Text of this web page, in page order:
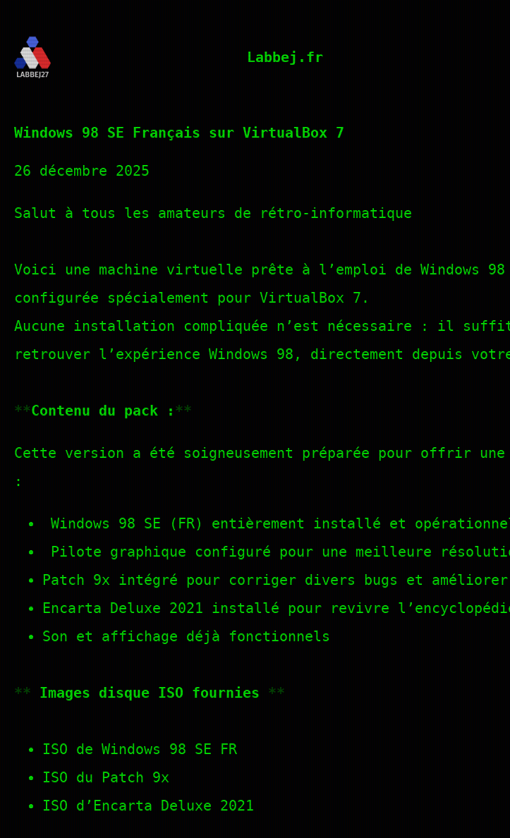
au
contenu
Labbej.fr
Windows 98 SE Français sur VirtualBox 7
26 décembre 2025
Salut à tous les amateurs de rétro-informatique
Voici une machine virtuelle prête à l’emploi de Windows
configurée spécialement pour VirtualBox 7.
Aucune installation compliquée n’est nécessaire : il
retrouver l’expérience Windows 98, directement depuis votre
Contenu du pack :
Cette version a été soigneusement préparée pour offrir
:
Windows 98 SE (FR) entièrement installé et
Pilote graphique configuré pour une meilleure
Patch 9x intégré pour corriger divers bugs et
Encarta Deluxe 2021 installé pour revivre
Son et affichage déjà fonctionnels
Images disque ISO fournies
ISO de Windows 98 SE FR
ISO du Patch 9x
ISO d’Encarta Deluxe 2021